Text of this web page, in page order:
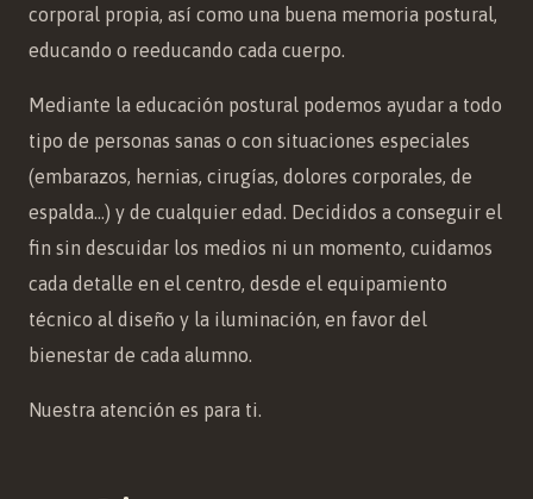
corporal propia, así como una buena memoria postural,
educando o reeducando cada cuerpo.
Mediante la educación postural podemos ayudar a todo
tipo de personas sanas o con situaciones especiales
(embarazos, hernias, cirugías, dolores corporales, de
espalda…) y de cualquier edad. Decididos a conseguir el
fin sin descuidar los medios ni un momento, cuidamos
cada detalle en el centro, desde el equipamiento
técnico al diseño y la iluminación, en favor del
bienestar de cada alumno.
Nuestra atención es para ti.